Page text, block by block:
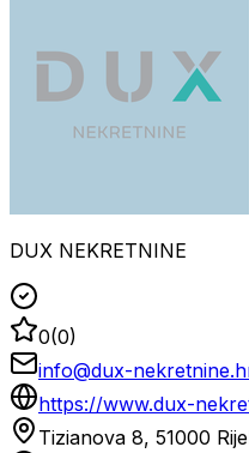
DUX NEKRETNINE
0(0)
info@dux-
https://www.dux-
Tizianova 8, 51000